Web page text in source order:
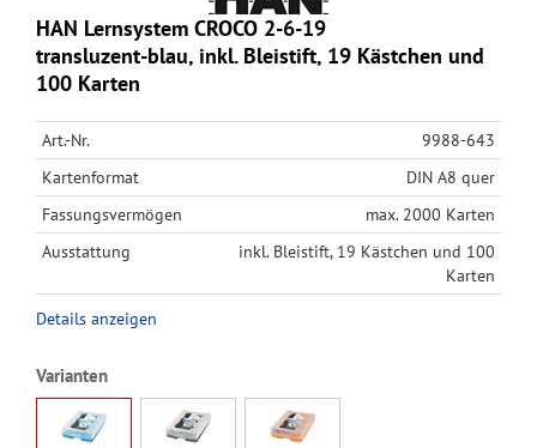
HAN Lernsystem CROCO 2-6-19
transluzent-blau, inkl. Bleistift, 19 Kästchen und
100 Karten
Art.-Nr.
9988-643
Kartenformat
DIN A8 quer
Fassungsvermögen
max. 2000 Karten
Ausstattung
inkl. Bleistift, 19 Kästchen und 100
Karten
Details anzeigen
Varianten